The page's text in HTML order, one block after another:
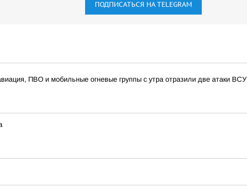
ПОДПИСАТЬСЯ НА TELEGRAM
ПВО и мобильные огневые группы с утра отразили две атаки ВСУ